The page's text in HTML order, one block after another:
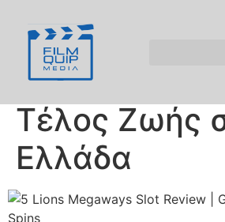
και η Φάση 5
Megaways
Τέλος Ζωής
Ελλάδα